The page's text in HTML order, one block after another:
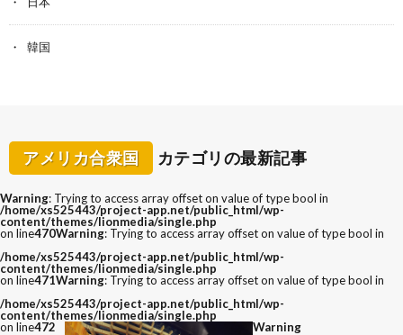
韓国
アメリカ合衆国 カテゴリの最新記事
Warning: Trying to access array offset on value of type bool in
/home/xs525443/project-app.net/public_html/wp-
content/themes/lionmedia/single.php
on line470Warning: Trying to access array offset on value of type bool in
/home/xs525443/project-app.net/public_html/wp-
content/themes/lionmedia/single.php
on line471Warning: Trying to access array offset on value of type bool in
/home/xs525443/project-app.net/public_html/wp-
content/themes/lionmedia/single.php
on line472 Warning